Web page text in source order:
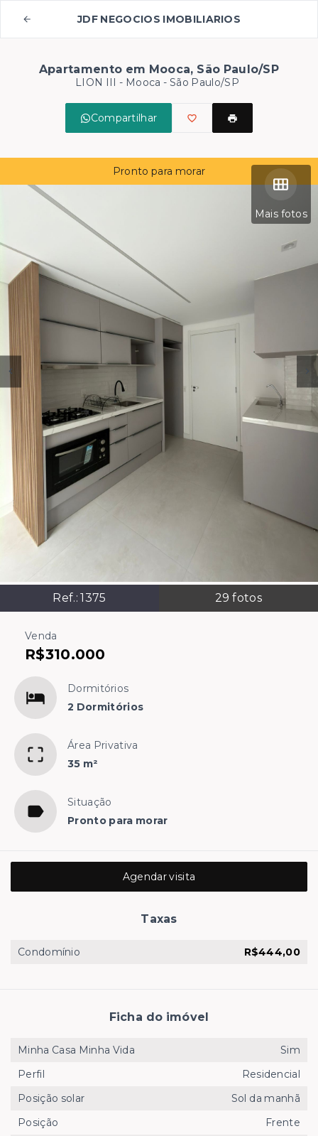
JDF NEGOCIOS IMOBILIARIOS
Apartamento em Mooca, São Paulo/SP
LION III - Mooca - São Paulo/SP
Compartilhar
Mais fotos
Ref.:1375 29 fotos
Pronto para morar
Venda
R$310.000
Dormitórios
2 Dormitórios
Área Privativa
35 m²
Situação
Pronto para morar
Agendar visita
Taxas
Condomínio R$444,00
Ficha do imóvel
Minha Casa Minha Vida
Sim
Perfil
Residencial
Posição solar
Sol da manhã
Posição
Frente